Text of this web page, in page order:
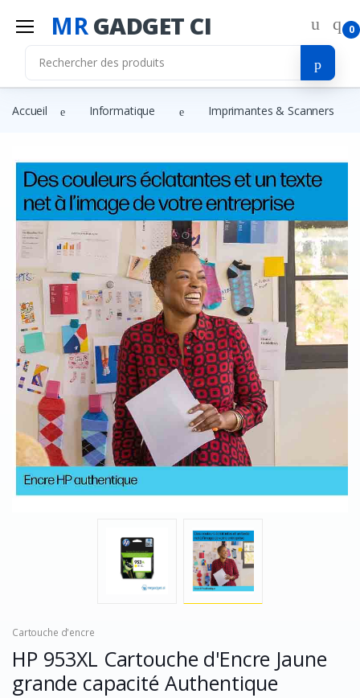
MRGADGET CI 0
Accueil Informatique Imprimantes & Scanners
Cartouche d'encre
HP 953XL Cartouche d'Encre Jaune
grande capacité Authentique